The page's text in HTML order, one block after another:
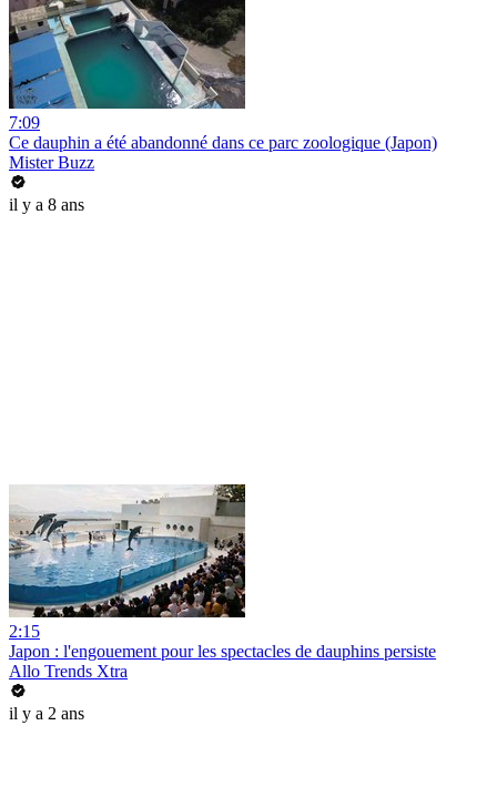
7:09
Ce dauphin a été abandonné dans ce parc zoologique (Japon)
Mister Buzz
il y a 8 ans
2:15
Japon : l'engouement pour les spectacles de dauphins persiste
Allo Trends Xtra
il y a 2 ans